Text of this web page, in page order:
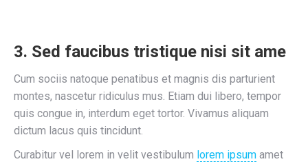
3. Sed faucibus tristique nisi sit ame
Cum sociis natoque penatibus et magnis dis parturient
montes, nascetur ridiculus mus. Etiam dui libero, tempor
quis congue in, interdum eget tortor. Vivamus aliquam
dictum lacus quis tincidunt.
Curabitur vel lorem in velit vestibulum lorem ipsum amet